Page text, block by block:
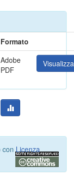
Formato
Adobe
PDF
conLicenza